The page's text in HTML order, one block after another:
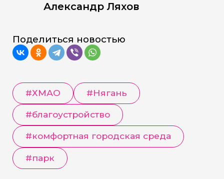
Александр Ляхов
Поделиться новостью
#ХМАО #Нягань
#благоустройство
#комфортная городская среда
#парк